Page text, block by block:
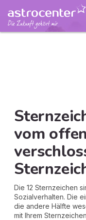
vom
Die 12 Sternzeichen
Sozialverhalten. Die
die andere Hälfte
mit Ihrem